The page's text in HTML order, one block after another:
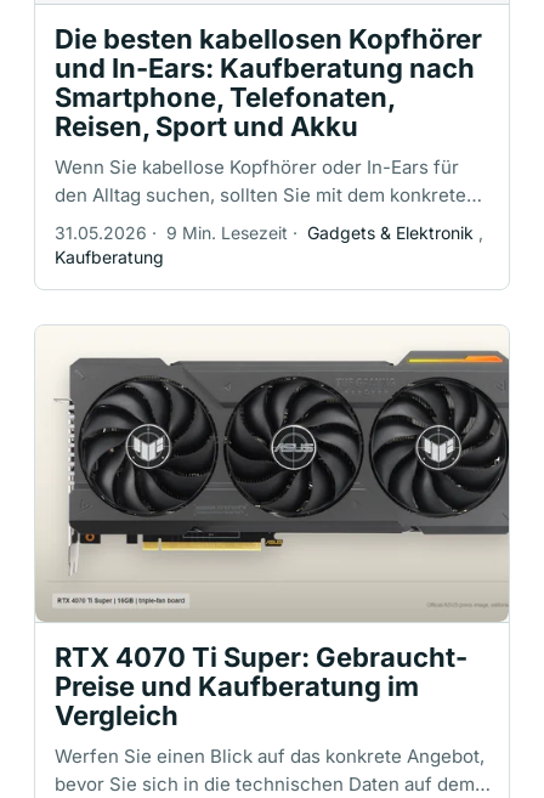
Die besten kabellosen Kopfhörer
und In-Ears: Kaufberatung nach
Smartphone, Telefonaten,
Reisen, Sport und Akku
Wenn Sie kabellose Kopfhörer oder In-Ears für
den Alltag suchen, sollten Sie mit dem konkreten
Einsatzzweck beginnen, nicht mit einer
bestimmten Marke. Die richtige Wahl …
31.05.2026 · 9 Min. Lesezeit · Gadgets & Elektronik ,
Kaufberatung
RTX 4070 Ti Super: Gebraucht-
Preise und Kaufberatung im
Vergleich
Werfen Sie einen Blick auf das konkrete Angebot,
bevor Sie sich in die technischen Daten auf dem